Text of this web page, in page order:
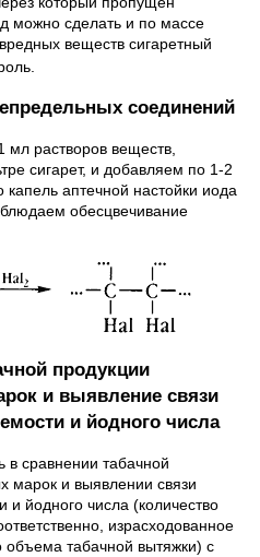
можно сделать и по массе
веществ сигаретный
соединений
мл растворов веществ,
сигарет, и добавляем по 1-2
аптечной настойки иода
обесцвечивание
продукции
и выявление связи
и йодного числа
в сравнении табачной
марок и выявлении связи
и йодного числа (количество
израсходованное
объема табачной вытяжки) с